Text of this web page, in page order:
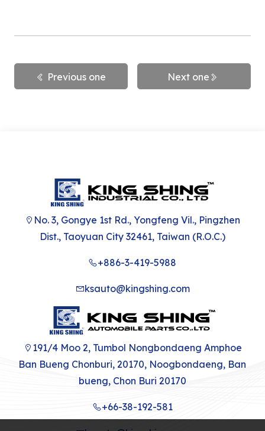
Previous one Next one
No. 3, Gongye 1st Rd., Yongfeng Vil., Pingzhen
Dist., Taoyuan City 32461, Taiwan (R.O.C.)
+886-3-419-5988
ksauto@kingshing.com
191/4 Moo 2, Tumbol Nongbondaeng Amphoe
Ban Bueng Chonburi, 20170, Noogbondaeng, Ban
bueng, Chon Buri 20170
+66-38-192-581